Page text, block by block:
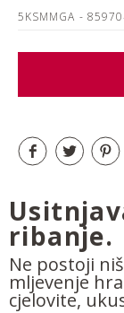
5KSMMGA -
ribanje.
Ne postoji
mljevenje
cjelovite,